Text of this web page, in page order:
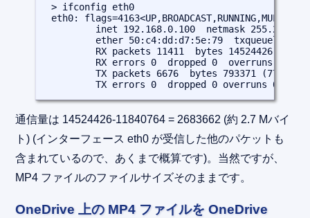
> ifconfig eth0
eth0:
inet 192.168.0.100  netmask
ether 50:c4:dd:d7:5e:79  txqueuelen
RX packets 11411  bytes 14524426 (13.8
RX errors 0  dropped 0  overruns 0
TX packets 6676  bytes 793371 (774.7
TX errors 0  dropped 0 overruns 0
通信量は 14524426-11840764 = 2683662 (約 2.7 Mバイ
ト) (インターフェース eth0 が受信した他のパケットも
含まれているので、あくまで概算です)。当然ですが、
MP4 ファイルのファイルサイズそのままです。
OneDrive 上の MP4 ファイルを OneDrive